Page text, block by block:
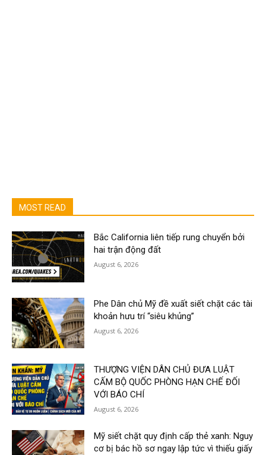
MOST READ
Bắc California liên tiếp rung chuyển bởi
hai trận động đất
August 6, 2026
Phe Dân chủ Mỹ đề xuất siết chặt các tài
khoản hưu trí “siêu khủng”
August 6, 2026
THƯỢNG VIỆN DÂN CHỦ ĐƯA LUẬT
CẤM BỘ QUỐC PHÒNG HẠN CHẾ ĐỐI
VỚI BÁO CHÍ
August 6, 2026
Mỹ siết chặt quy định cấp thẻ xanh: Nguy
cơ bị bác hồ sơ ngay lập tức vì thiếu giấy